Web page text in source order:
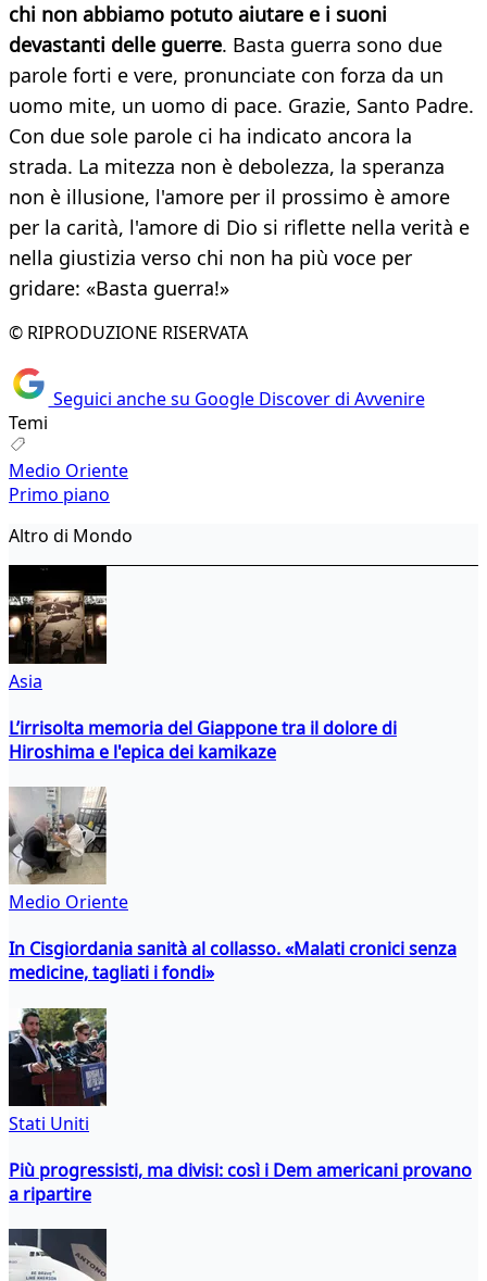
chi non abbiamo potuto aiutare e i suoni
devastanti delle guerre. Basta guerra sono due
parole forti e vere, pronunciate con forza da un
uomo mite, un uomo di pace. Grazie, Santo Padre.
Con due sole parole ci ha indicato ancora la
strada. La mitezza non è debolezza, la speranza
non è illusione, l'amore per il prossimo è amore
per la carità, l'amore di Dio si riflette nella verità e
nella giustizia verso chi non ha più voce per
gridare: «Basta guerra!»
© RIPRODUZIONE RISERVATA
Seguici anche su Google Discover di Avvenire
Temi
Medio Oriente
Primo piano
Altro di Mondo
Asia
L’irrisolta memoria del Giappone tra il dolore di
Hiroshima e l'epica dei kamikaze
Medio Oriente
In Cisgiordania sanità al collasso. «Malati cronici senza
medicine, tagliati i fondi»
Stati Uniti
Più progressisti, ma divisi: così i Dem americani provano
a ripartire